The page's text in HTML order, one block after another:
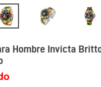
Hombre Invicta